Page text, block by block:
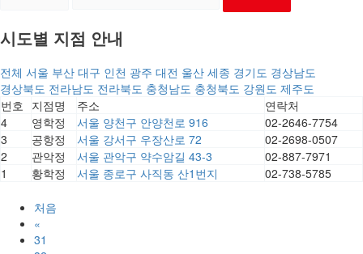
시도별 지점 안내
전체 서울 부산 대구 인천 광주 대전 울산 세종 경기도 경상남도
경상북도 전라남도 전라북도 충청남도 충청북도 강원도 제주도
번호 지점명 주소
연락처
4
영학정 서울 양천구 안양천로 916
02-2646-7754
3
공항정 서울 강서구 우장산로 72
02-2698-0507
2
관악정 서울 관악구 약수암길 43-3
02-887-7971
1
황학정 서울 종로구 사직동 산1번지 02-738-5785
처음
«
31